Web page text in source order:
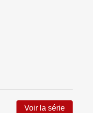
Voir la série